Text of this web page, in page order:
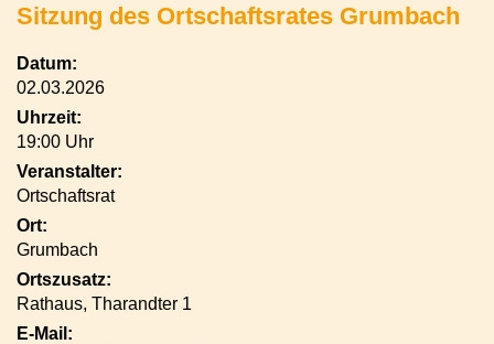
Sitzung des Ortschaftsrates Grumbach
Datum:
02.03.2026
Uhrzeit:
19:00 Uhr
Veranstalter:
Ortschaftsrat
Ort:
Grumbach
Ortszusatz:
Rathaus, Tharandter 1
E-Mail: